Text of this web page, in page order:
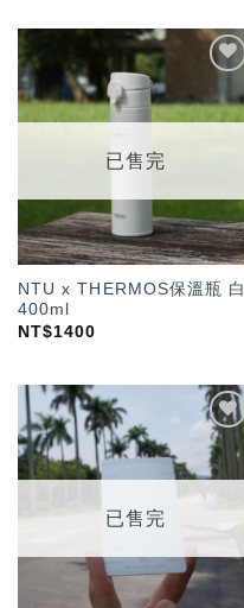
「願
望輕
已售完
NTU x THERMOS保溫瓶 白
400ml
NT$1400
加入
「願
望輕
已售完